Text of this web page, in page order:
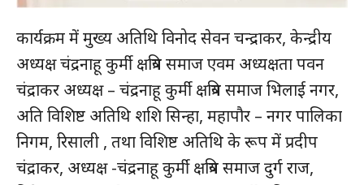
कार्यक्रम में मुख्य अतिथि विनोद सेवन चन्द्राकर, केन्द्रीय
अध्यक्ष चंद्रनाहू कुर्मी क्षत्रिय समाज एवम अध्यक्षता पवन
चंद्राकर अध्यक्ष – चंद्रनाहू कुर्मी क्षत्रिय समाज भिलाई नगर,
अति विशिष्ट अतिथि शशि सिन्हा, महापौर – नगर पालिका
निगम, रिसाली , तथा विशिष्ट अतिथि के रूप में प्रदीप
चंद्राकर, अध्यक्ष -चंद्रनाहू कुर्मी क्षत्रिय समाज दुर्ग राज,